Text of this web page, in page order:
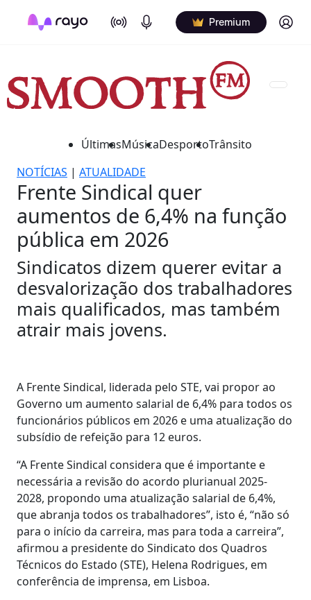
On Air Podcasts Premium Log in
ÚltimasMúsicaDesportoTrânsito
NOTÍCIAS | ATUALIDADE
Frente Sindical quer
aumentos de 6,4% na função
pública em 2026
Sindicatos dizem querer evitar a
desvalorização dos trabalhadores
mais qualificados, mas também
atrair mais jovens.
A Frente Sindical, liderada pelo STE, vai propor ao
Governo um aumento salarial de 6,4% para todos os
funcionários públicos em 2026 e uma atualização do
subsídio de refeição para 12 euros.
“A Frente Sindical considera que é importante e
necessária a revisão do acordo plurianual 2025-
2028, propondo uma atualização salarial de 6,4%,
que abranja todos os trabalhadores”, isto é, “não só
para o início da carreira, mas para toda a carreira”,
afirmou a presidente do Sindicato dos Quadros
Técnicos do Estado (STE), Helena Rodrigues, em
conferência de imprensa, em Lisboa.